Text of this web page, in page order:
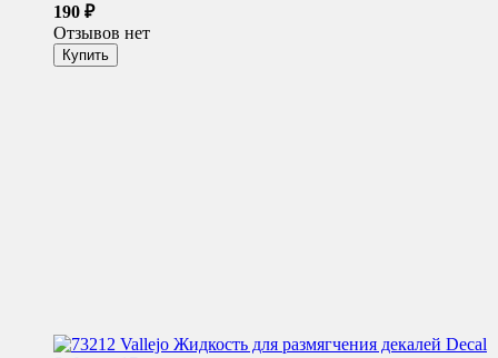
190 ₽
Отзывов нет